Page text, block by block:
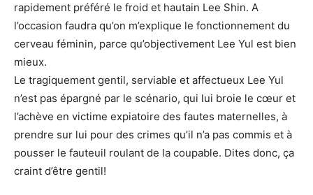
rapidement préféré le froid et hautain Lee Shin. A
l’occasion faudra qu’on m’explique le fonctionnement du
cerveau féminin, parce qu’objectivement Lee Yul est bien
mieux.
Le tragiquement gentil, serviable et affectueux Lee Yul
n’est pas épargné par le scénario, qui lui broie le cœur et
l’achève en victime expiatoire des fautes maternelles, à
prendre sur lui pour des crimes qu’il n’a pas commis et à
pousser le fauteuil roulant de la coupable. Dites donc, ça
craint d’être gentil!